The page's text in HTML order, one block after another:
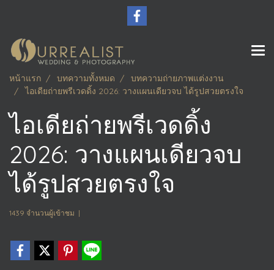
หน้าแรก บทความทั้งหมด
บทความถ่ายภาพแต่งงาน
ไอเดียถ่ายพรีเวดดิ้ง 2026: วางแผนเดียวจบ ได้รูปสวยตรงใจ
ไอเดียถ่ายพรีเวดดิ้ง
2026: วางแผนเดียวจบ
ได้รูปสวยตรงใจ
1439 จำนวนผู้เข้าชม |